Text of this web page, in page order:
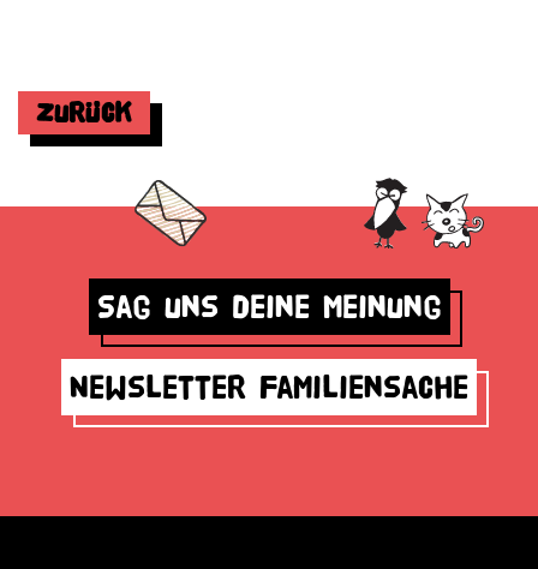
Zurück
Sag uns deine Meinung
Newsletter Familiensache